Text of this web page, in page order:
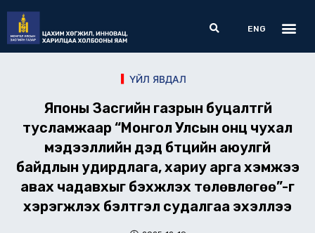
content
Search
ENG
ҮЙЛ ЯВДАЛ
Японы Засгийн газрын буцалтгүй
тусламжаар “Монгол Улсын онц чухал
мэдээллийн дэд бүтцийн аюулгүй
байдлын удирдлага, хариу арга хэмжээ
авах чадавхыг бэхжүүлэх төлөвлөгөө”-г
хэрэгжүүлэх бэлтгэл судалгаа эхэллээ